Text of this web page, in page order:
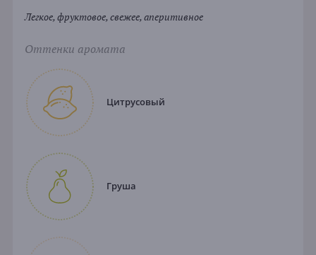
Легкое, фруктовое, свежее, аперитивное
Оттенки аромата
Цитрусовый
Груша